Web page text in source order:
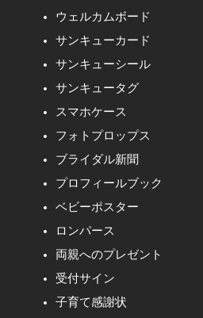
ウェルカムボード
サンキューカード
サンキューシール
サンキュータグ
スマホケース
フォトプロップス
ブライダル新聞
プロフィールブック
ベビーポスター
ロンパース
両親へのプレゼント
受付サイン
子育て感謝状